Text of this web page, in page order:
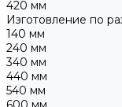
420 мм
Изготовление по
140 мм
240 мм
340 мм
440 мм
540 мм